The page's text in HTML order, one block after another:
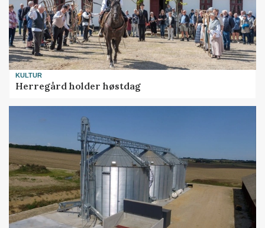
KULTUR
Herregård holder høstdag